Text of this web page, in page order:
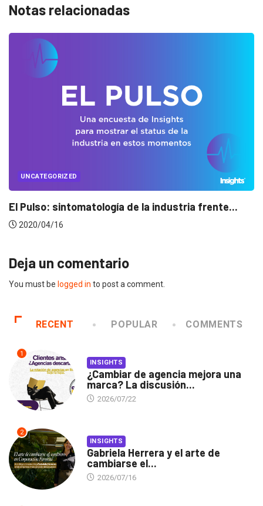
Notas relacionadas
frente... Conectados en época de pausa
Deja un comentario
You must be logged in to post a comment.
RECENT POPULAR COMMENTS
1
INSIGHTS
¿Cambiar de agencia mejora una
marca? La discusión...
2026/07/22
2
INSIGHTS
Gabriela Herrera y el arte de
cambiarse el...
2026/07/16